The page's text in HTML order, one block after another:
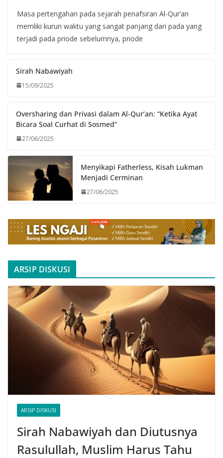
Masa pertengahan pada sejarah penafsiran Al-Qur’an
memliki kurun waktu yang sangat panjang dari pada yang
terjadi pada priode sebelumnya, priode
Sirah Nabawiyah
15/09/2025
Oversharing dan Privasi dalam Al-Qur’an: “Ketika Ayat
Bicara Soal Curhat di Sosmed”
27/06/2025
Menyikapi Fatherless, Kisah Lukman
Menjadi Cerminan
27/06/2025
ARSIP DISKUSI
ARSIP DISKUSI
Sirah Nabawiyah dan Diutusnya
Rasulullah, Muslim Harus Tahu